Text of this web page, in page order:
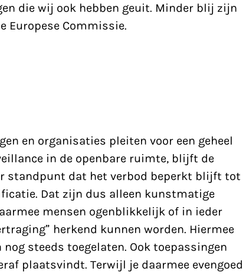
die wij ook hebben geuit. Minder blij zijn
Europese Commissie.
en organisaties pleiten voor een geheel
in de openbare ruimte, blijft de
standpunt dat het verbod beperkt blijft tot
Dat zijn dus alleen kunstmatige
mensen ogenblikkelijk of in ieder
herkend kunnen worden. Hiermee
steeds toegelaten. Ook toepassingen
plaatsvindt. Terwijl je daarmee evengoed